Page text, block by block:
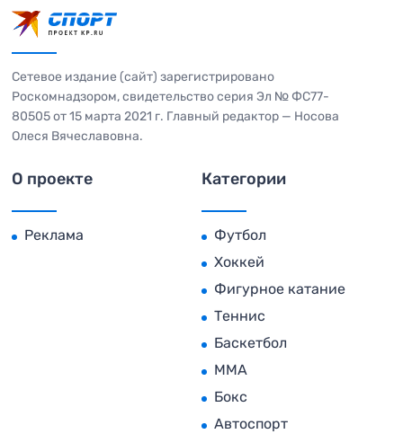
Сетевое издание (сайт) зарегистрировано
Роскомнадзором, свидетельство серия Эл № ФС77-
80505 от 15 марта 2021 г. Главный редактор — Носова
Олеся Вячеславовна.
О проекте
Реклама
Категории
Футбол
Хоккей
Фигурное катание
Теннис
Баскетбол
MMA
Бокс
Автоспорт